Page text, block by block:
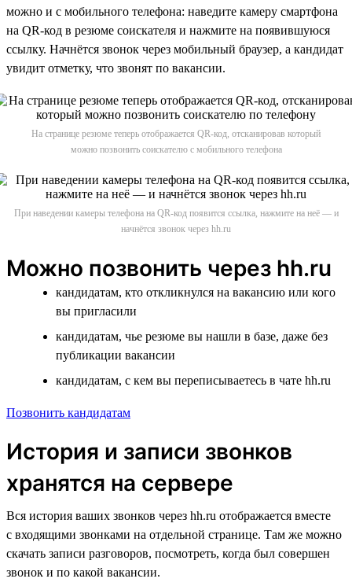
можно и с мобильного телефона: наведите камеру смартфона
на QR-код в резюме соискателя и нажмите на появившуюся
ссылку. Начнётся звонок через мобильный браузер, а кандидат
увидит отметку, что звонят по вакансии.
На странице резюме теперь отображается QR-код, отсканировав который
можно позвонить соискателю с мобильного телефона
При наведении камеры телефона на QR-код появится ссылка, нажмите на неё — и
начнётся звонок через hh.ru
Можно позвонить через hh.ru
кандидатам, кто откликнулся на вакансию или кого
вы пригласили
кандидатам, чье резюме вы нашли в базе, даже без
публикации вакансии
кандидатам, с кем вы переписываетесь в чате hh.ru
Позвонить кандидатам
История и записи звонков
хранятся на сервере
Вся история ваших звонков через hh.ru отображается вместе
с входящими звонками на отдельной странице. Там же можно
скачать записи разговоров, посмотреть, когда был совершен
звонок и по какой вакансии.